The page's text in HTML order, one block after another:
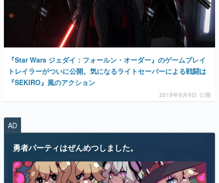
なんでゲームは面白い？
ゲーム開発者・hamatsu氏がゲームの魅力を画面や操作の
具体的な形から解き明かしていく、硬派で骨太な評論連載
です。
「経験値」「裏技」「ラスボス」… ゲームにまつわる言葉
の起源や用法の変遷を、コンピューター文化史研究家・タ
イニーP氏が徹底調査。
カテゴリ
特集記事
女性向け
アプリレビュー
『Star Wars ジェダイ：フォールン・オーダー』のゲームプレイ
トレイラーがついに公開。気になるライトセーバーによる戦闘は
『SEKIRO』風のアクション
2019年6月9日 公開
AD
勇者パーティはぜんめつしました。